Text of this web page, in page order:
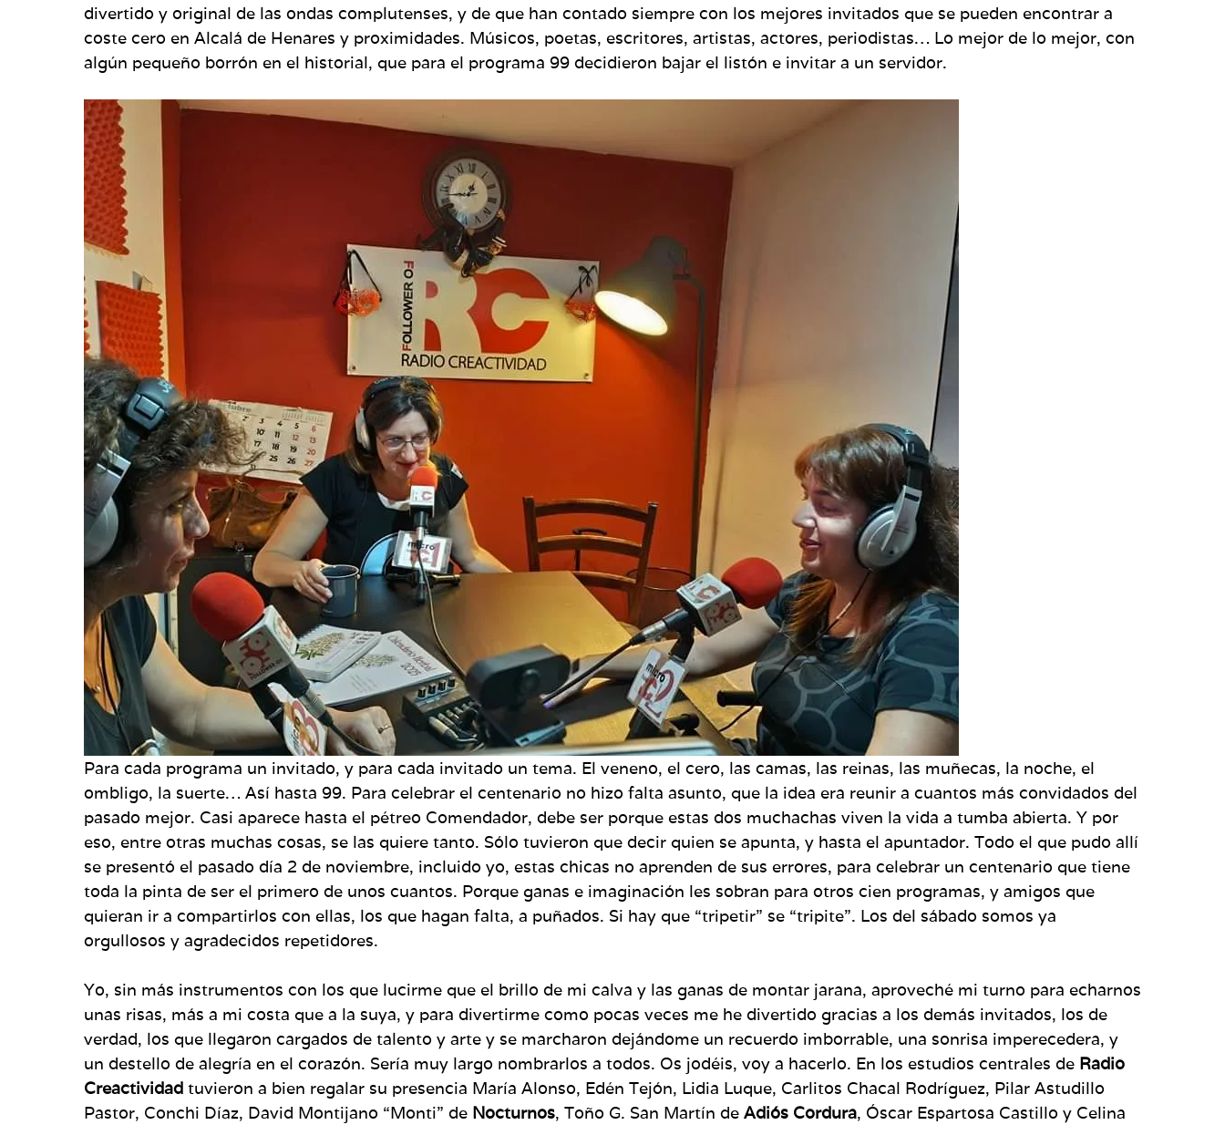
divertido y original de las ondas complutenses, y de que han contado siempre con los mejores invitados que se pueden encontrar a
coste cero en Alcalá de Henares y proximidades. Músicos, poetas, escritores, artistas, actores, periodistas… Lo mejor de lo mejor, con
algún pequeño borrón en el historial, que para el programa 99 decidieron bajar el listón e invitar a un servidor.
Para cada programa un invitado, y para cada invitado un tema. El veneno, el cero, las camas, las reinas, las muñecas, la noche, el
ombligo, la suerte… Así hasta 99. Para celebrar el centenario no hizo falta asunto, que la idea era reunir a cuantos más convidados del
pasado mejor. Casi aparece hasta el pétreo Comendador, debe ser porque estas dos muchachas viven la vida a tumba abierta. Y por
eso, entre otras muchas cosas, se las quiere tanto. Sólo tuvieron que decir quien se apunta, y hasta el apuntador. Todo el que pudo allí
se presentó el pasado día 2 de noviembre, incluido yo, estas chicas no aprenden de sus errores, para celebrar un centenario que tiene
toda la pinta de ser el primero de unos cuantos. Porque ganas e imaginación les sobran para otros cien programas, y amigos que
quieran ir a compartirlos con ellas, los que hagan falta, a puñados. Si hay que “tripetir” se “tripite”. Los del sábado somos ya
orgullosos y agradecidos repetidores.
Yo, sin más instrumentos con los que lucirme que el brillo de mi calva y las ganas de montar jarana, aproveché mi turno para echarnos
unas risas, más a mi costa que a la suya, y para divertirme como pocas veces me he divertido gracias a los demás invitados, los de
verdad, los que llegaron cargados de talento y arte y se marcharon dejándome un recuerdo imborrable, una sonrisa imperecedera, y
un destello de alegría en el corazón. Sería muy largo nombrarlos a todos. Os jodéis, voy a hacerlo. En los estudios centrales de Radio
Creactividad tuvieron a bien regalar su presencia María Alonso, Edén Tejón, Lidia Luque, Carlitos Chacal Rodríguez, Pilar Astudillo
Pastor, Conchi Díaz, David Montijano “Monti” de Nocturnos, Toño G. San Martín de Adiós Cordura, Óscar Espartosa Castillo y Celina